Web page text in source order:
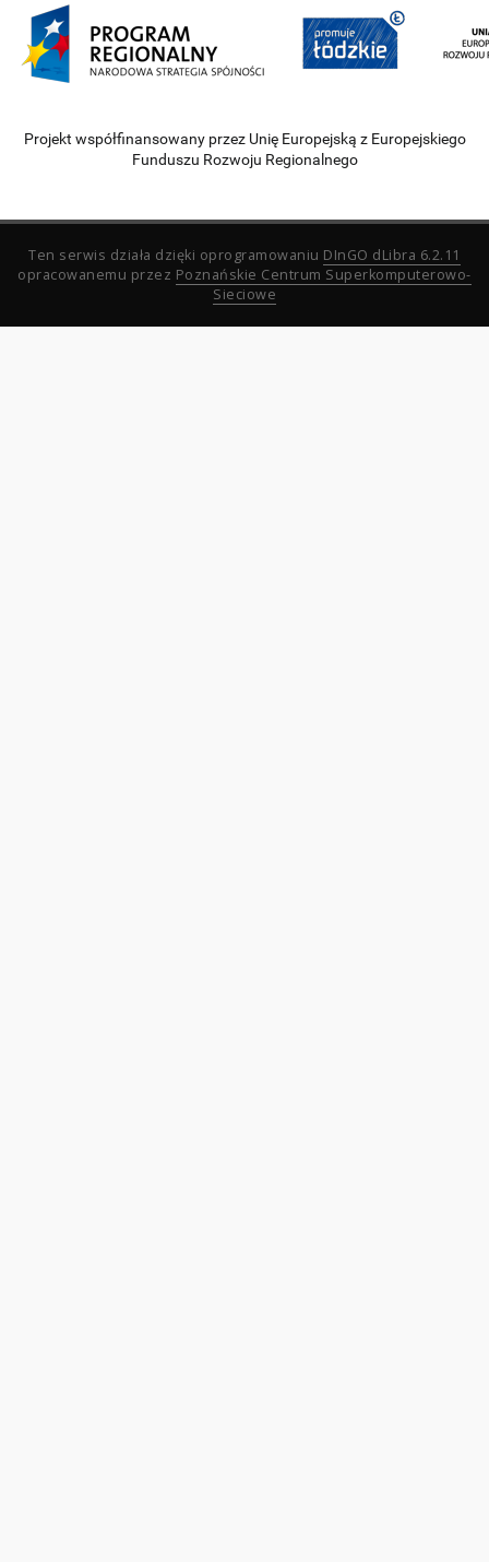
Projekt współfinansowany przez Unię Europejską z Europejskiego
Funduszu Rozwoju Regionalnego
Ten serwis działa dzięki oprogramowaniu DInGO dLibra 6.2.11
opracowanemu przez Poznańskie Centrum Superkomputerowo-
Sieciowe